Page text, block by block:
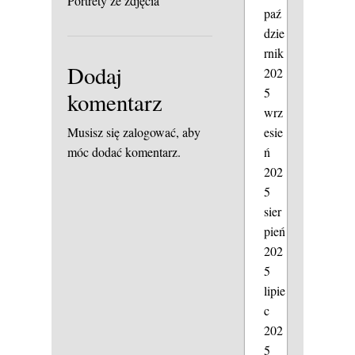
Dodaj
komentarz
Musisz sięzalogować, aby
móc dodać komentarz.
paź
dzie
rnik
202
5
wrz
esie
ń
202
5
sier
pień
202
5
lipie
c
202
5